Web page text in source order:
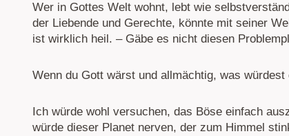
Wer in Gottes Welt wohnt, lebt wie
der Liebende und Gerechte, könnte mit seiner
ist wirklich heil. – Gäbe es nicht diesen
Wenn du Gott wärst und allmächtig, was würdest
Ich würde wohl versuchen, das Böse einfach
würde dieser Planet nerven, der zum Himmel